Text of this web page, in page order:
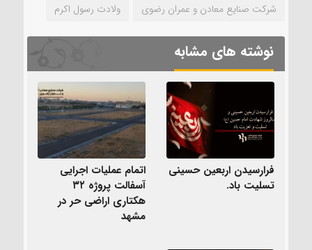
شرکت صنایع معادن و عمران رضوی ولادت رسول اکرم
نوشته های مشابه
فرارسیدن اربعین حسینی
تسلیت باد.
اتمام عملیات اجرایی
آسفالت پروژه ۳۲
هکتاری اراضی حر در
مشهد